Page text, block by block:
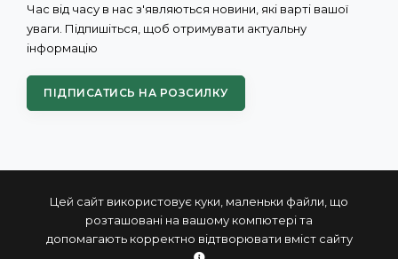
Цей сайт використовує куки, маленьки файли, що
розташовані на вашому компютері та
допомагають корректно відтворювати вміст сайту
Час від часу в нас з'являються новини, які варті вашої
уваги. Підпишіться, щоб отримувати актуальну
інформацію
ПІДПИСАТИСЬ НА РОЗСИЛКУ
© 2004 - 2026 ПРОКСИС™ - промислові комп'ютери та